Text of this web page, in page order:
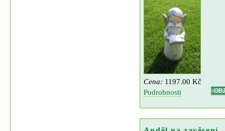
Cena: 1197.00 Kč
Podrobnosti